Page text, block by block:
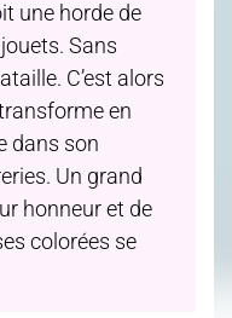
une horde de
Sans
C’est alors
en
dans son
Un grand
honneur et de
colorées se